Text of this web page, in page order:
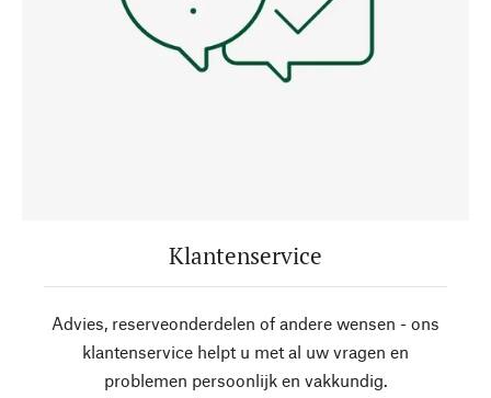
Klantenservice
Advies, reserveonderdelen of andere wensen - ons
klantenservice helpt u met al uw vragen en
problemen persoonlijk en vakkundig.